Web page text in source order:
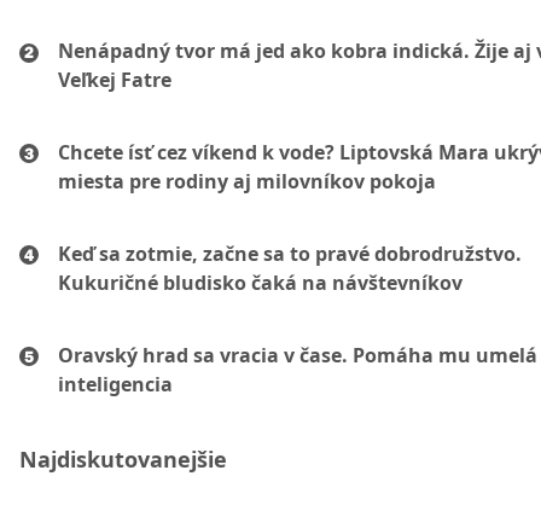
Nenápadný tvor má jed ako kobra indická. Žije aj
Veľkej Fatre
Chcete ísť cez víkend k vode? Liptovská Mara
miesta pre rodiny aj milovníkov pokoja
Keď sa zotmie, začne sa to pravé dobrodružstvo.
Kukuričné bludisko čaká na návštevníkov
Oravský hrad sa vracia v čase. Pomáha mu umelá
inteligencia
Najdiskutovanejšie